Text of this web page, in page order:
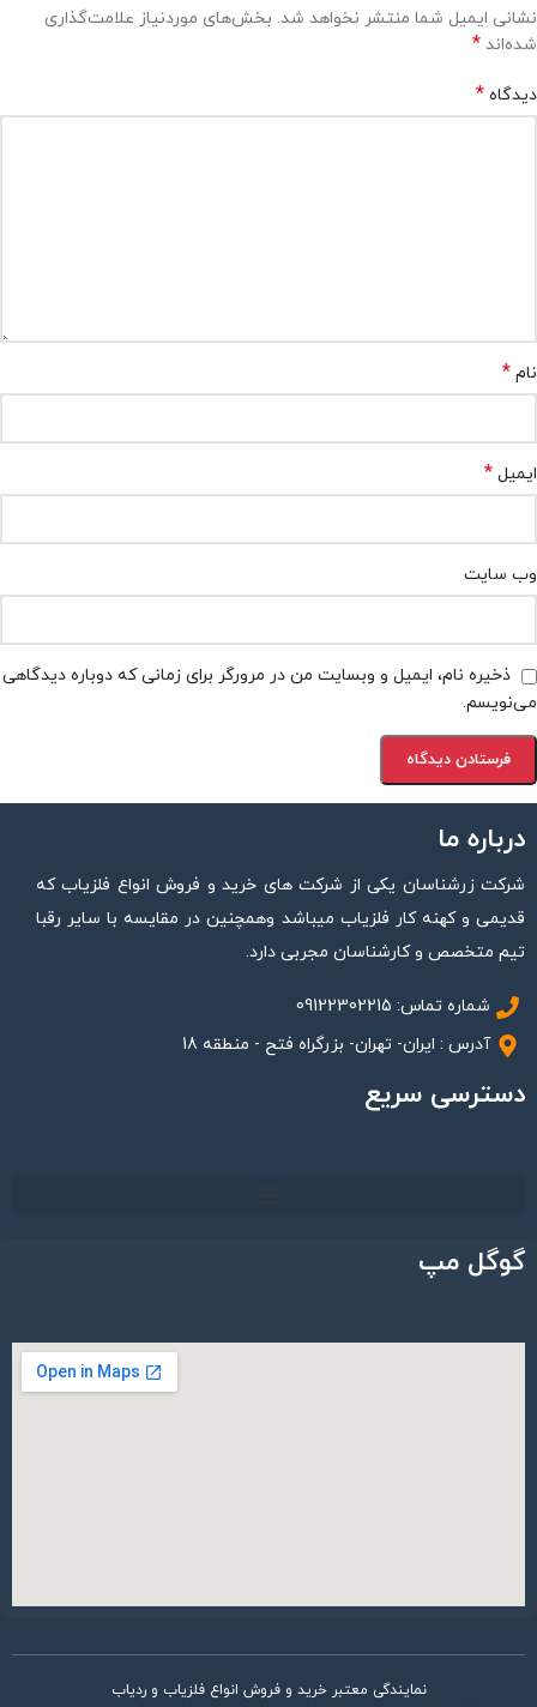
نشانی ایمیل شما منتشر نخواهد شد. بخش‌های موردنیاز علامت‌گذاری
شده‌اند *
دیدگاه *
نام *
ایمیل *
وب‌ سایت
ذخیره نام، ایمیل و وبسایت من در مرورگر برای زمانی که دوباره دیدگاهی
می‌نویسم.
درباره ما
شرکت زرشناسان یکی از شرکت های خرید و فروش انواع فلزیاب که
قدیمی و کهنه کار فلزیاب میباشد وهمچنین در مقایسه با سایر رقبا
تیم متخصص و کارشناسان مجربی دارد.
شماره تماس: 09122302215
آدرس : ایران- تهران- بزرگراه فتح - منطقه 18
دسترسی سریع
گوگل مپ
نمایندگی معتبر خرید و فروش انواع فلزیاب و ردیاب